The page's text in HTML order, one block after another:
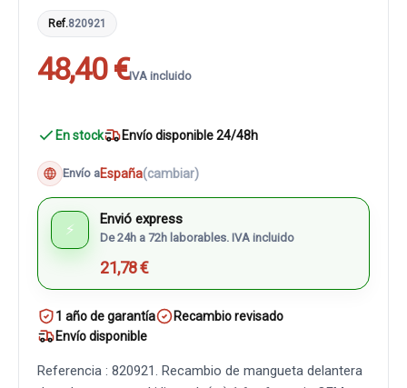
Ref.820921
48,40 €IVA incluido
En stock Envío disponible 24/48h
Envío aEspaña(cambiar)
⚡
Envió express
De 24h a 72h laborables. IVA incluido
21,78 €
1 año de garantía
Recambio revisado
Envío disponible
Referencia : 820921. Recambio de mangueta delantera